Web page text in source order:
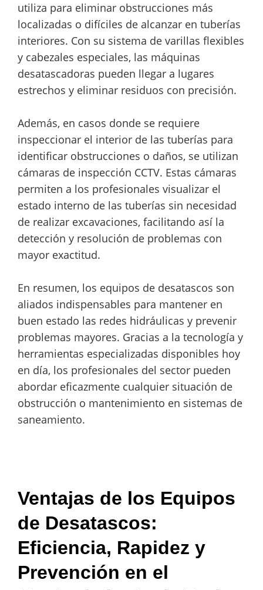
utiliza para eliminar obstrucciones más
localizadas o difíciles de alcanzar en tuberías
interiores. Con su sistema de varillas flexibles
y cabezales especiales, las máquinas
desatascadoras pueden llegar a lugares
estrechos y eliminar residuos con precisión.
Además, en casos donde se requiere
inspeccionar el interior de las tuberías para
identificar obstrucciones o daños, se utilizan
cámaras de inspección CCTV. Estas cámaras
permiten a los profesionales visualizar el
estado interno de las tuberías sin necesidad
de realizar excavaciones, facilitando así la
detección y resolución de problemas con
mayor exactitud.
En resumen, los equipos de desatascos son
aliados indispensables para mantener en
buen estado las redes hidráulicas y prevenir
problemas mayores. Gracias a la tecnología y
herramientas especializadas disponibles hoy
en día, los profesionales del sector pueden
abordar eficazmente cualquier situación de
obstrucción o mantenimiento en sistemas de
saneamiento.
Ventajas de los Equipos
de Desatascos:
Eficiencia, Rapidez y
Prevención en el